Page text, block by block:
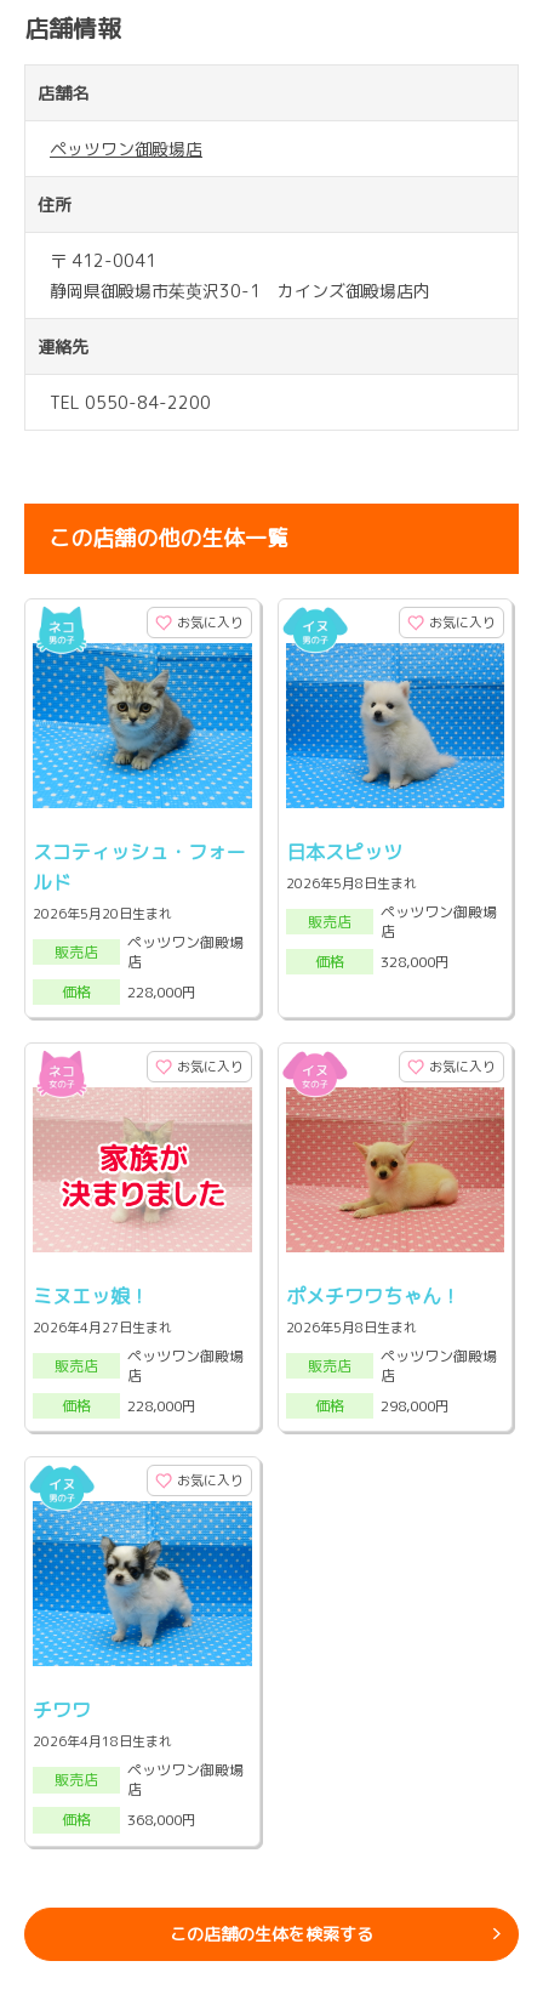
店舗情報
店舗名
ペッツワン御殿場店
住所
〒 412-0041
静岡県御殿場市茱萸沢30-1 カインズ御殿場店内
連絡先
TEL 0550-84-2200
この店舗の他の生体一覧
お気に入り
スコティッシュ・フォー
ルド
2026年5月20日生まれ
販売店
ペッツワン御殿場
店
価格
228,000円
お気に入り
日本スピッツ
2026年5月8日生まれ
販売店
ペッツワン御殿場
店
価格
328,000円
お気に入り
ミヌエッ娘！
2026年4月27日生まれ
販売店
ペッツワン御殿場
店
価格
228,000円
お気に入り
ポメチワワちゃん！
2026年5月8日生まれ
販売店
ペッツワン御殿場
店
価格
298,000円
お気に入り
チワワ
2026年4月18日生まれ
販売店
ペッツワン御殿場
店
価格
368,000円
この店舗の生体を検索する